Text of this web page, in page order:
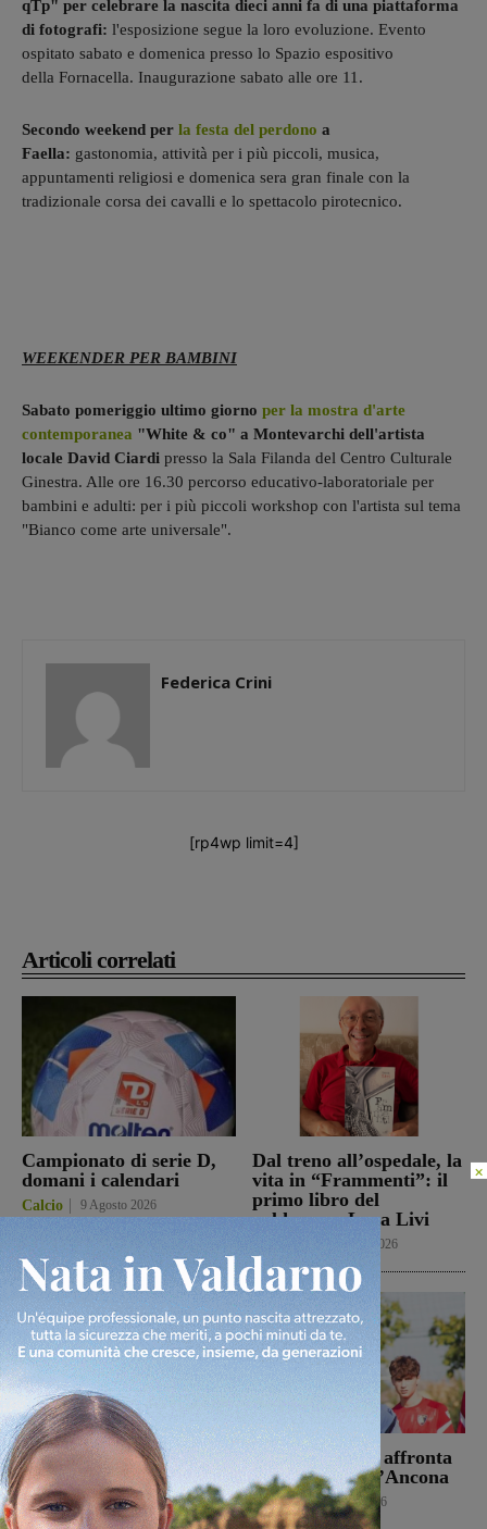
Articoli correlati
Campionato di serie D,
domani i calendari
Calcio 9 Agosto 2026
Dal treno all’ospedale, la
vita in “Frammenti”: il
primo libro del
valdarnese Luca Livi
9 Agosto 2026
Il Terrranuova Traiana
battuto 3-1
nell’amichevole di
Grosseto
Il Montevarchi affronta
in amichevole l’Ancona
Calcio 8 Agosto 2026
qTp" per celebrare la nascita dieci anni fa di una piattaforma
di fotografi: l'esposizione segue la loro evoluzione. Evento
ospitato sabato e domenica presso lo Spazio espositivo
della Fornacella. Inaugurazione sabato alle ore 11.
Secondo weekend per la festa del perdono a
Faella: gastonomia, attività per i più piccoli, musica,
appuntamenti religiosi e domenica sera gran finale con la
tradizionale corsa dei cavalli e lo spettacolo pirotecnico.
WEEKENDER PER BAMBINI
Sabato pomeriggio ultimo giorno per la mostra d'arte
contemporanea "White & co" a Montevarchi dell'artista
locale David Ciardi presso la Sala Filanda del Centro Culturale
Ginestra. Alle ore 16.30 percorso educativo-laboratoriale per
bambini e adulti: per i più piccoli workshop con l'artista sul tema
"Bianco come arte universale".
Federica Crini
[rp4wp limit=4]
×